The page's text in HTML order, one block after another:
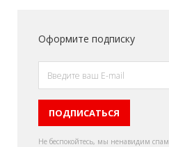
Оформите подписку
Не беспокойтесь, мы ненавидим спам